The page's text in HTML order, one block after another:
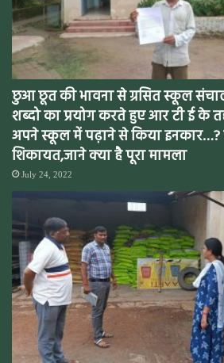
छुआ छूत की भावना से ग्रसित स्कूल
शब्दो का प्रयोग करते हुए आर टी ई के
अपने स्कूल में पढ़ाने से किया
शिकायत,जाने क्या है पूरा मामला
July 24, 2022